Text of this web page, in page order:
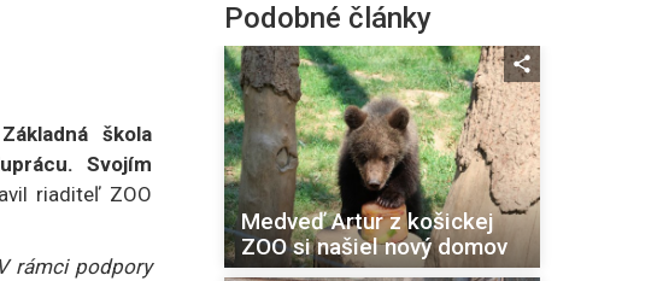
škola
Svojím
riaditeľ ZOO
rámci podpory
Podobné články
Medveď Artur z košickej
ZOO si našiel nový domov